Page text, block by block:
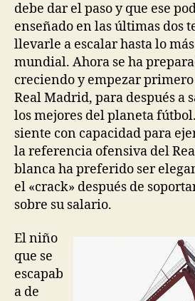
debe dar el paso y que ese
enseñado en las últimas dos
llevarle a escalar hasta lo
mundial. Ahora se ha
creciendo y empezar
Real Madrid, para después a
los mejores del planeta
siente con capacidad para
la referencia ofensiva del
blanca ha preferido ser
el «crack» después de
sobre su salario.
El niño
que se
escapab
a de